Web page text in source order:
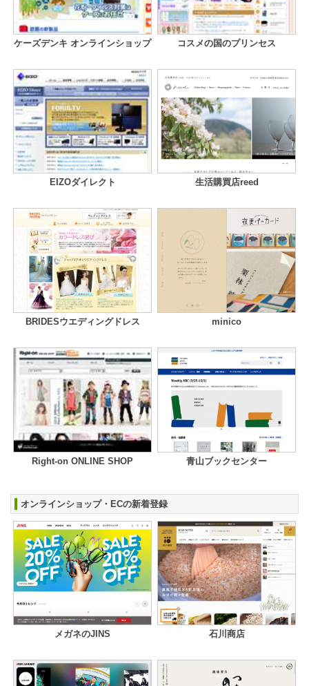
ケーズデンキ オンラインショップ コスメの国のプリンセス
EIZOダイレクト 生活購買店reed
BRIDESウエディングドレス minico
Right-on ONLINE SHOP 青山ブックセンター
オンラインショップ・ECの新着登録
メガネのJINS 石川商店